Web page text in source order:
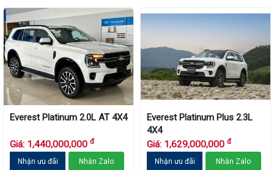
Everest Platinum 2.0L AT 4X4
Giá: 1,440,000,000 đ
Nhận ưu đãi Nhắn Zalo
Everest Platinum Plus 2.3L
4X4
Giá: 1,629,000,000 đ
Nhận ưu đãi Nhắn Zalo